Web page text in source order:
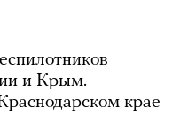
и Крым.
крае